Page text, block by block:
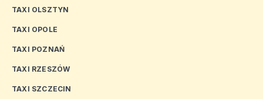
TAXI OLSZTYN
TAXI OPOLE
TAXI POZNAŃ
TAXI RZESZÓW
TAXI SZCZECIN